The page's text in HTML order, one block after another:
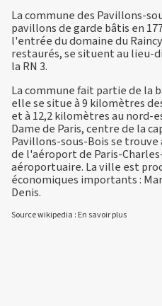
La commune des Pavillons-
pavillons de garde bâtis en
l'entrée du domaine du
restaurés, se situent au lieu-
la RN 3.
La commune fait partie de la
elle se situe à 9 kilomètres
et à 12,2 kilomètres au nord-
Dame de Paris, centre de la
Pavillons-sous-Bois se
de l'aéroport de Paris-
aéroportuaire. La ville est
économiques importants :
Denis.
Source wikipedia : En savoir plus